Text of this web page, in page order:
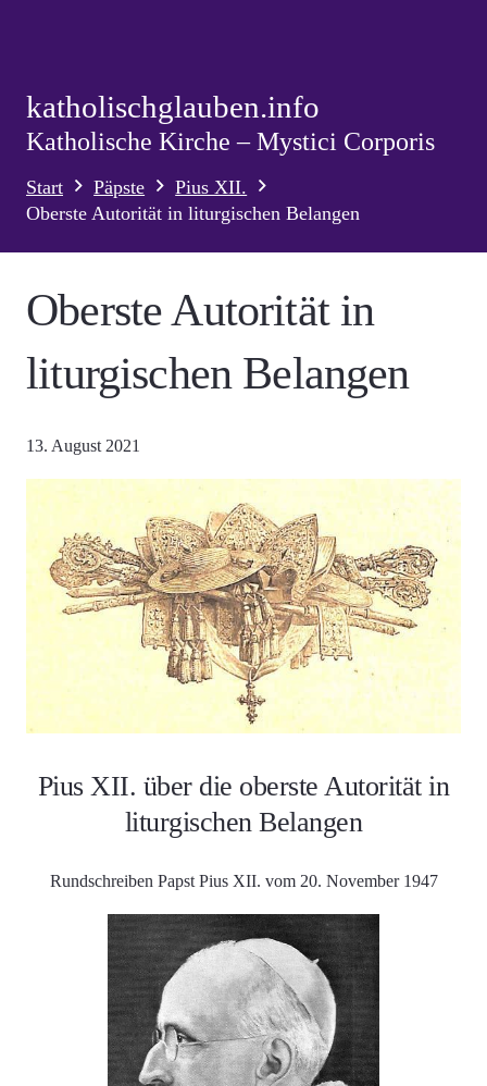
katholischglauben.info
Katholische Kirche – Mystici Corporis
Start Päpste
Pius XII.
Oberste Autorität in liturgischen Belangen
Oberste Autorität in
liturgischen Belangen
13. August 2021
Pius XII. über die oberste Autorität in
liturgischen Belangen
Rundschreiben Papst Pius XII. vom 20. November 1947